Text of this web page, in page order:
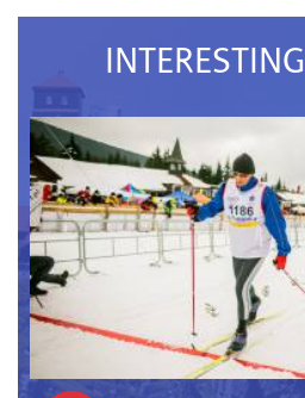
INTERESTING